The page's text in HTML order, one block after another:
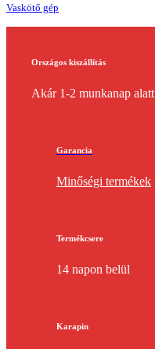
Vaskötő gép
Országos kiszállítás
Akár 1-2 munkanap alatt
Garancia
Minőségi termékek
Termékcsere
14 napon belül
Karapin